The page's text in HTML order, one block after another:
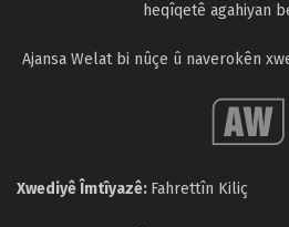
heqîqetê agahiyan
Ajansa Welat bi nûçe û naverokên
Xwediyê Îmtîyazê: Fahrettîn Kiliç